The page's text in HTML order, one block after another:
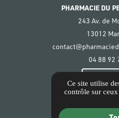
PHARMACIE DU
243 Av. de
13012
04 88 92
Ce site utilise
contrôle sur